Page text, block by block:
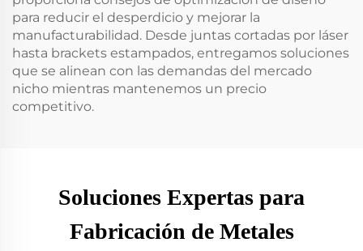
para reducir el desperdicio y mejorar la
manufacturabilidad. Desde juntas cortadas por láser
hasta brackets estampados, entregamos soluciones
que se alinean con las demandas del mercado
nicho mientras mantenemos un precio
competitivo.
Soluciones Expertas para
Fabricación de Metales